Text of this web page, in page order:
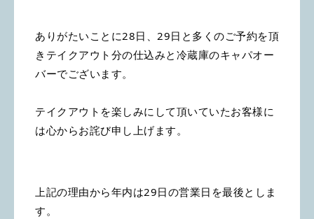
ありがたいことに28日、29日と多くのご予約を頂
きテイクアウト分の仕込みと冷蔵庫のキャパオー
バーでございます。
テイクアウトを楽しみにして頂いていたお客様に
は心からお詫び申し上げます。
上記の理由から年内は29日の営業日を最後としま
す。